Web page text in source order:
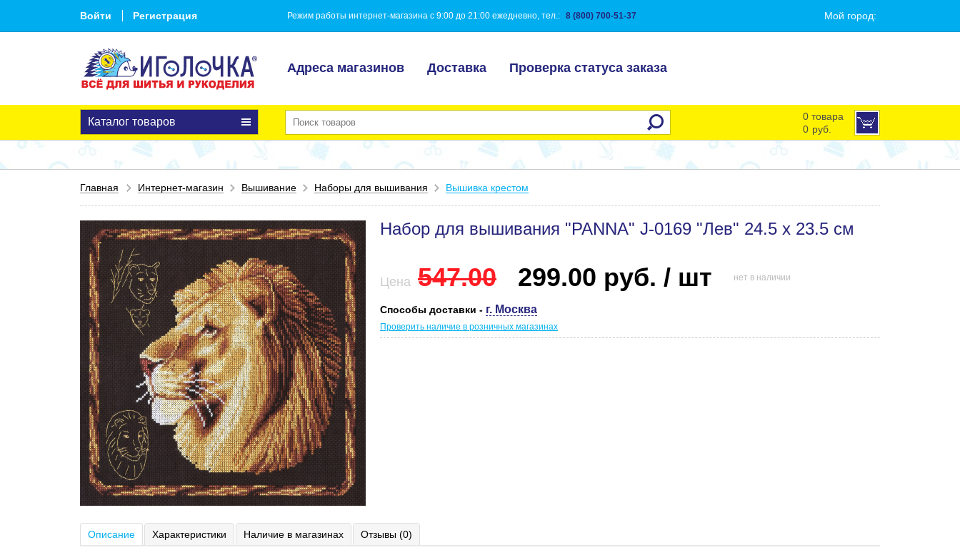
Войти Регистрация Режим работы интернет-магазина с 9:00 до 21:00 ежедневно, тел.: 8 (800) 700-51-37 Мой город:
Адреса магазинов Доставка Проверка статуса заказа
Каталог товаров
0 товара
0 руб.
Главная Интернет-магазин Вышивание Наборы для вышивания Вышивка крестом
Набор для вышивания "PANNA" J-0169 "Лев" 24.5 х 23.5 см
Цена 547.00 299.00 руб. / шт нет в наличии
Способы доставки - г. Москва
Проверить наличие в розничных магазинах
Описание Характеристики Наличие в магазинах Отзывы (0)